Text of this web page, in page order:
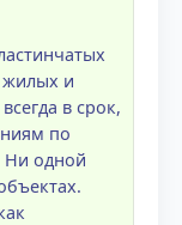
жилых и
в срок,
по
Ни одной